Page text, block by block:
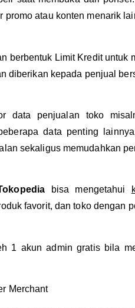
promo atau konten menarik
berbentuk Limit Kredit untuk
diberikan kepada penjual
data penjualan toko
data penting
sekaligus memudahkan
bisa mengetahui
favorit, dan toko dengan
1 akun admin gratis bila
Merchant